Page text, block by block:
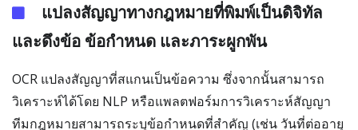
แปลงสัญญาทางกฎหมายที่พิมพ์เป็นดิจิทัล
และดึงข้อ ข้อกำหนด และภาระผูกพัน
OCR แปลงสัญญาที่สแกนเป็นข้อความ ซึ่งจากนั้นสามารถ
วิเคราะห์ได้โดย NLP หรือแพลตฟอร์มการวิเคราะห์สัญญา
ทีมกฎหมายสามารถระบุข้อกำหนดที่สำคัญ (เช่น วันที่ต่ออายุ